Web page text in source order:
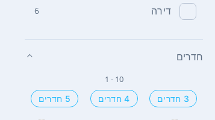
דירה 6
חדרים
1 - 10
3 חדרים 4 חדרים 5 חדרים